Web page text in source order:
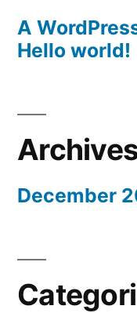
A
Hello world!
December